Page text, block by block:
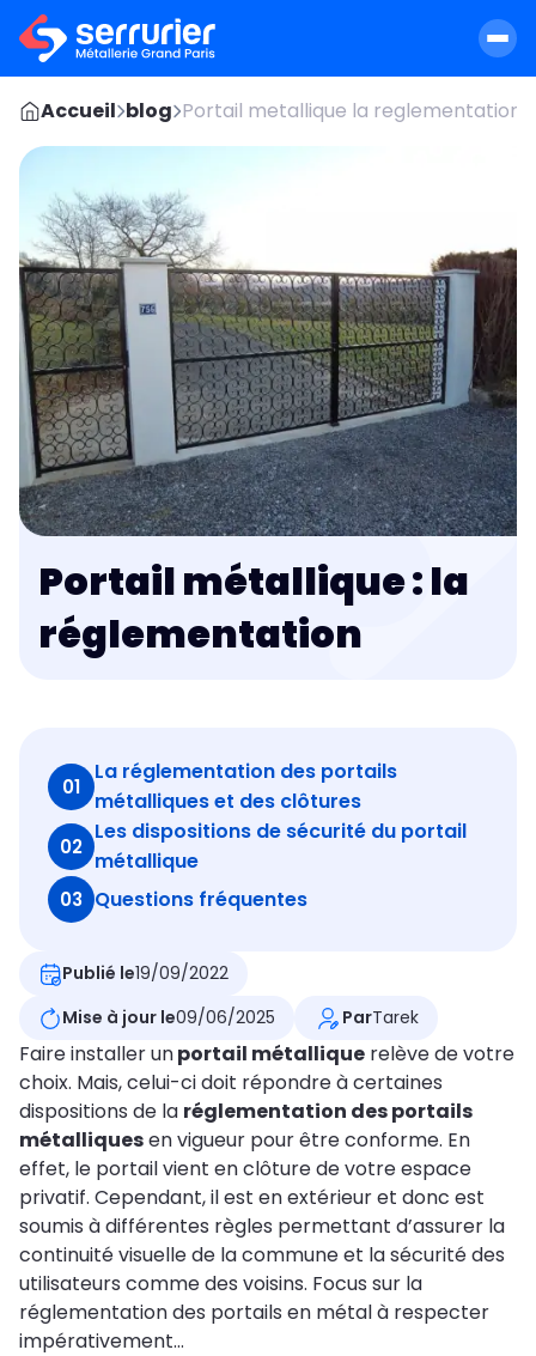
Accueil blog Portail metallique la reglementation
Portail métallique : la
réglementation
01
La réglementation des portails
métalliques et des clôtures
02
Les dispositions de sécurité du portail
métallique
03 Questions fréquentes
Publié le19/09/2022
Mise à jour le09/06/2025 ParTarek
Faire installer unportail métallique relève de votre
choix. Mais, celui-ci doit répondre à certaines
dispositions de la réglementation des portails
métalliquesen vigueur pour être conforme. En
effet, le portail vient en clôture de votre espace
privatif. Cependant, il est en extérieur et donc est
soumis à différentes règles permettant d’assurer la
continuité visuelle de la commune et la sécurité des
utilisateurs comme des voisins. Focus sur la
réglementation des portails en métal à respecter
impérativement…